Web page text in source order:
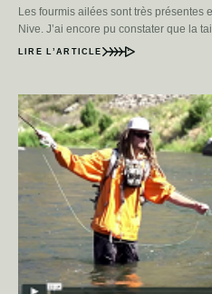
Les fourmis ailées sont très présentes
Nive. J’ai encore pu constater que la
LIRE L’ARTICLE